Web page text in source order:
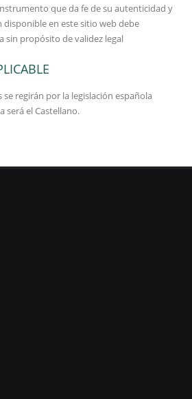
que da fe de su autenticidad y
en este sitio web debe
sin propósito de validez legal
regirán por la legislación española
será el Castellano.